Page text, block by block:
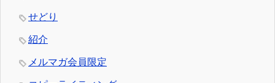
せどり
紹介
メルマガ会員限定